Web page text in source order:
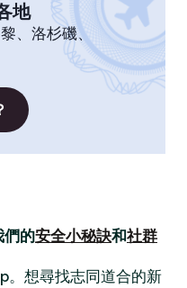
地
、洛杉磯、
們的安全小秘訣和社群
。想尋找志同道合的新